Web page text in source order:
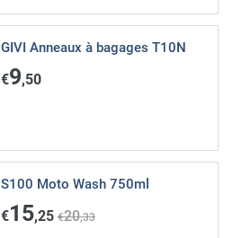
GIVI Anneaux à bagages T10N
€9,50
S100 Moto Wash 750ml
€15,25 €20,33